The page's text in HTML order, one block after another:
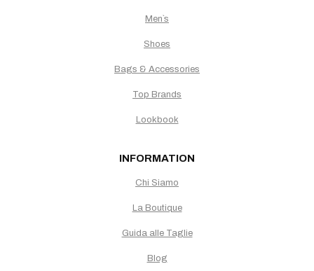
Men`s
Shoes
Bags & Accessories
Top Brands
Lookbook
INFORMATION
Chi Siamo
La Boutique
Guida alle Taglie
Blog